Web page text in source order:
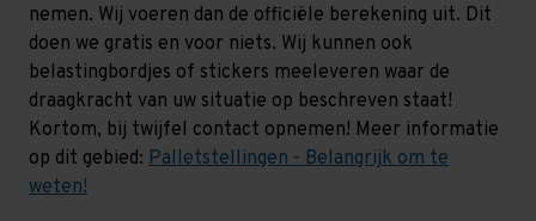
nemen. Wij voeren dan de officiële berekening uit. Dit
doen we gratis en voor niets. Wij kunnen ook
belastingbordjes of stickers meeleveren waar de
draagkracht van uw situatie op beschreven staat!
Kortom, bij twijfel contact opnemen! Meer informatie
op dit gebied: Palletstellingen - Belangrijk om te
weten!